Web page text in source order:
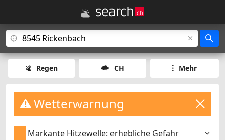
Regen CH Mehr
Wetterwarnung
Markante Hitzewelle: erhebliche Gefahr